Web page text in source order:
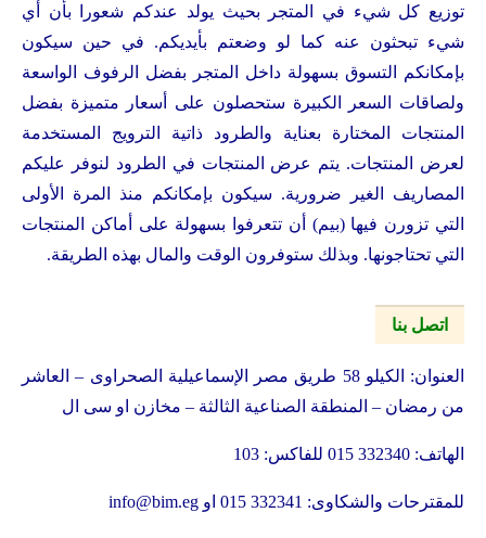
توزيع كل شيء في المتجر بحيث يولد عندكم شعورا بأن أي
شيء تبحثون عنه كما لو وضعتم بأيديكم. في حين سيكون
بإمكانكم التسوق بسهولة داخل المتجر بفضل الرفوف الواسعة
ولصاقات السعر الكبيرة ستحصلون على أسعار متميزة بفضل
المنتجات المختارة بعناية والطرود ذاتية الترويج المستخدمة
لعرض المنتجات. يتم عرض المنتجات في الطرود لنوفر عليكم
المصاريف الغير ضرورية. سيكون بإمكانكم منذ المرة الأولى
التي تزورن فيها (بيم) أن تتعرفوا بسهولة على أماكن المنتجات
التي تحتاجونها. وبذلك ستوفرون الوقت والمال بهذه الطريقة.
اتصل بنا
العنوان: الكيلو 58 طريق مصر الإسماعيلية الصحراوى – العاشر
من رمضان – المنطقة الصناعية الثالثة – مخازن او سى ال
الهاتف: 332340 015 للفاكس: 103
للمقترحات والشكاوى: 332341 015 او info@bim.eg